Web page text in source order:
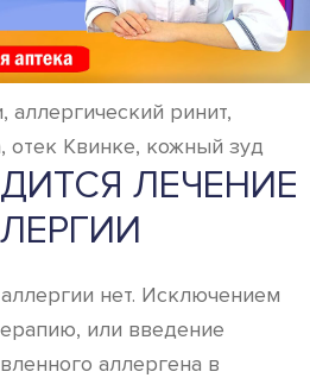
аллергический ринит,
отек Квинке, кожный зуд
ЛЕЧЕНИЕ
нет. Исключением
или введение
аллергена в